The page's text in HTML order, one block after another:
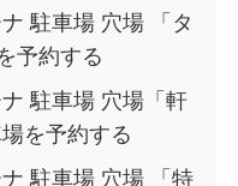
駐車場 穴場 「タ
予約する
駐車場 穴場「軒
を予約する
駐車場 穴場 「特